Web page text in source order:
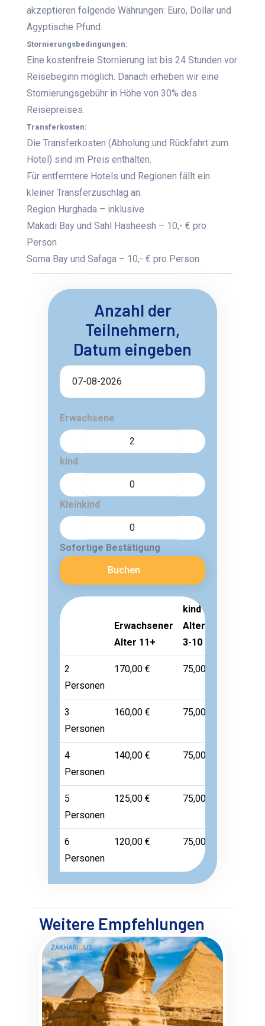
akzeptieren folgende Währungen: Euro, Dollar und
Ägyptische Pfund.
Stornierungsbedingungen:
Eine kostenfreie Stornierung ist bis 24 Stunden vor
Reisebeginn möglich. Danach erheben wir eine
Stornierungsgebühr in Höhe von 30% des
Reisepreises.
Transferkosten:
Die Transferkosten (Abholung und Rückfahrt zum
Hotel) sind im Preis enthalten.
Für entferntere Hotels und Regionen fällt ein
kleiner Transferzuschlag an.
Region Hurghada – inklusive
Makadi Bay und Sahl Hasheesh – 10,- € pro
Person
Soma Bay und Safaga – 10,- € pro Person
Anzahl der
Teilnehmern,
Datum eingeben
Erwachsene
kind
Kleinkind
Sofortige Bestätigung
Buchen
Erwachsener
Alter 11+
kind
Alter
3-10
2
Personen
170,00 € 75,00 €
3
Personen
160,00 € 75,00 €
4
Personen
140,00 € 75,00 €
5
Personen
125,00 € 75,00 €
6
Personen
120,00 € 75,00 €
Weitere Empfehlungen